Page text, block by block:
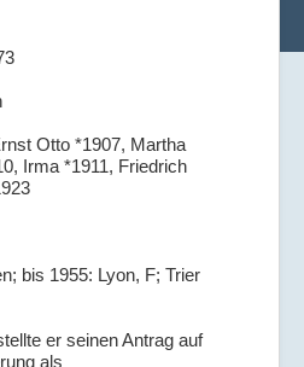
Otto *1907, Martha
Irma *1911, Friedrich
bis 1955: Lyon, F; Trier
er seinen Antrag auf
als